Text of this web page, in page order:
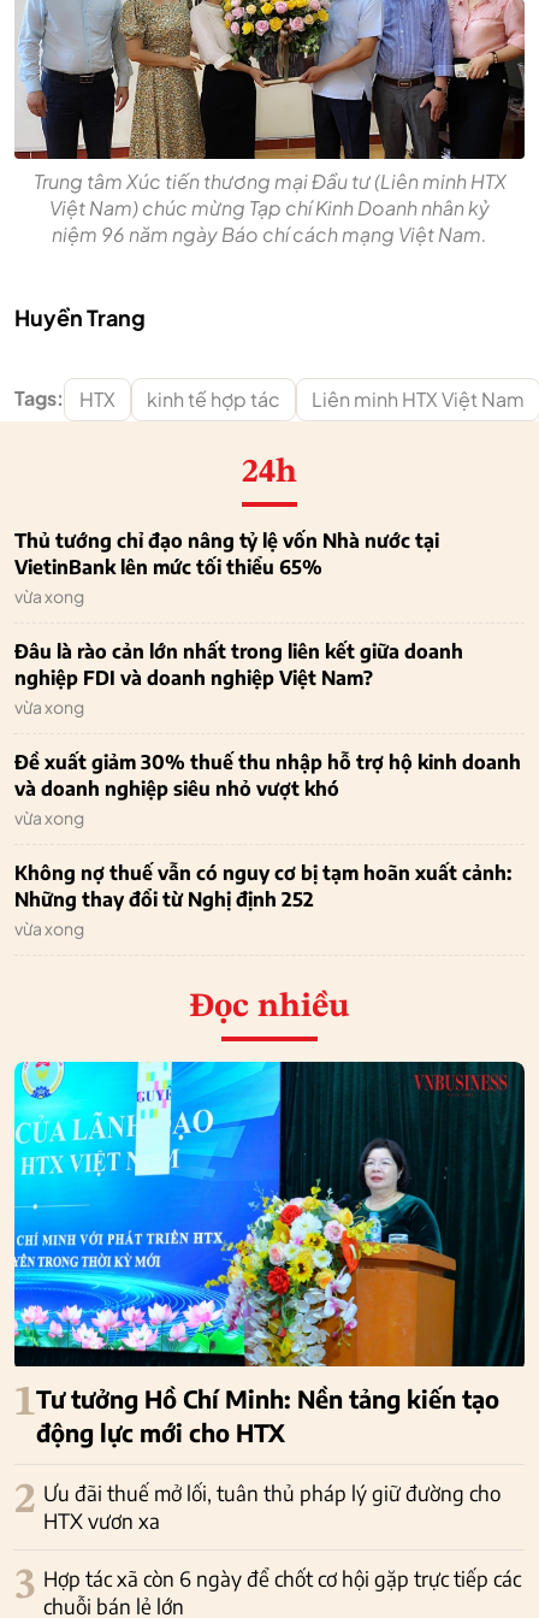
Trung tâm Xúc tiến thương mại Đầu tư (Liên minh HTX
Việt Nam) chúc mừng Tạp chí Kinh Doanh nhân kỷ
niệm 96 năm ngày Báo chí cách mạng Việt Nam.
Huyền Trang
Tags: HTX kinh tế hợp tác Liên minh HTX Việt Nam
24h
Thủ tướng chỉ đạo nâng tỷ lệ vốn Nhà nước tại
VietinBank lên mức tối thiểu 65%
vừa xong
Đâu là rào cản lớn nhất trong liên kết giữa doanh
nghiệp FDI và doanh nghiệp Việt Nam?
vừa xong
Đề xuất giảm 30% thuế thu nhập hỗ trợ hộ kinh doanh
và doanh nghiệp siêu nhỏ vượt khó
vừa xong
Không nợ thuế vẫn có nguy cơ bị tạm hoãn xuất cảnh:
Những thay đổi từ Nghị định 252
vừa xong
Đọc nhiều
1Tư tưởng Hồ Chí Minh: Nền tảng kiến tạo
động lực mới cho HTX
2 Ưu đãi thuế mở lối, tuân thủ pháp lý giữ đường cho
HTX vươn xa
3 Hợp tác xã còn 6 ngày để chốt cơ hội gặp trực tiếp các
chuỗi bán lẻ lớn